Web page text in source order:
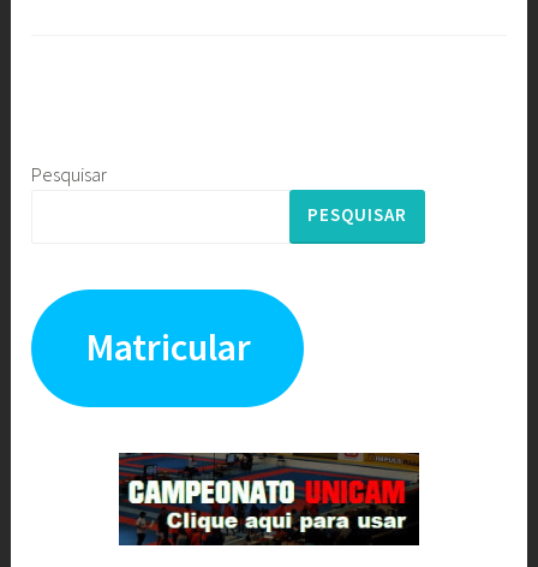
Pesquisar
PESQUISAR
Matricular